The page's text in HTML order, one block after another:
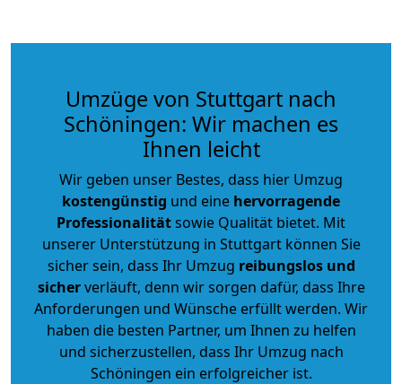
Umzüge von Stuttgart nach
Schöningen: Wir machen es
Ihnen leicht
Wir geben unser Bestes, dass hier Umzug
kostengünstig und eine hervorragende
Professionalitätsowie Qualität bietet. Mit
unserer Unterstützung in Stuttgart können Sie
sicher sein, dass Ihr Umzug reibungslos und
sicherverläuft, denn wir sorgen dafür, dass Ihre
Anforderungen und Wünsche erfüllt werden. Wir
haben die besten Partner, um Ihnen zu helfen
und sicherzustellen, dass Ihr Umzug nach
Schöningen ein erfolgreicher ist.